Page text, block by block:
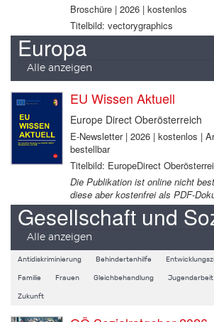
Broschüre | 2026 | kostenlos
Titelbild: vectorygraphics
Europa
Alle anzeigen
EU Wissen Aktuell
Europe Direct Oberösterreich
E-Newsletter | 2026 | kostenlos |
bestellbar
Titelbild: EuropeDirect
Die Publikation ist online nicht
diese aber kostenfrei als PDF-
Gesellschaft und
Alle anzeigen
Antidiskriminierung Behindertenhilfe
Familie Frauen Gleichbehandlung Jugendarbeit
Zukunft